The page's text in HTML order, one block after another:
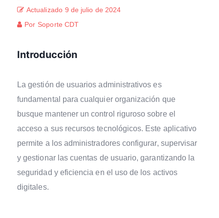
Actualizado 9 de julio de 2024
Por Soporte CDT
Introducción
La gestión de usuarios administrativos es
fundamental para cualquier organización que
busque mantener un control riguroso sobre el
acceso a sus recursos tecnológicos. Este aplicativo
permite a los administradores configurar, supervisar
y gestionar las cuentas de usuario, garantizando la
seguridad y eficiencia en el uso de los activos
digitales.